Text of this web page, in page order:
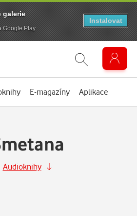
E-magazíny Aplikace
Audioknihy
galerie
Google Play
Instalovat